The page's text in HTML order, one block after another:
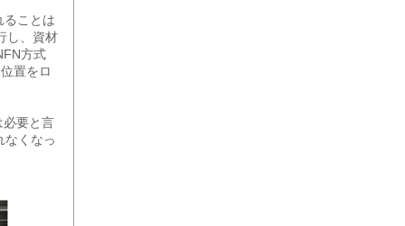
ることは
し、資材
方式
置をロ
必要と言
なくなっ